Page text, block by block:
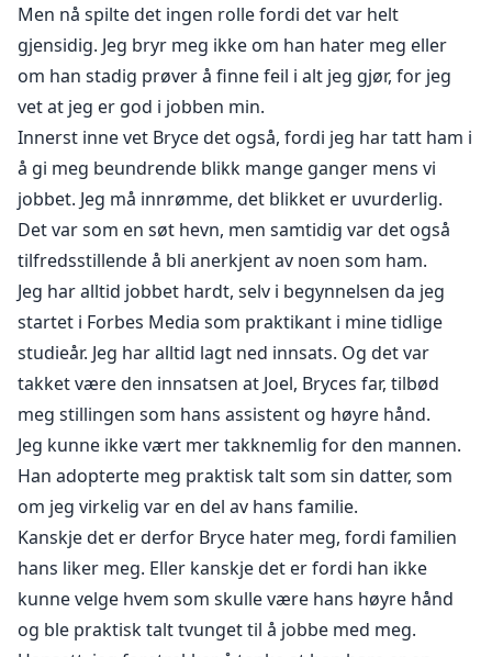
Men nå spilte det ingen rolle fordi det var helt
gjensidig. Jeg bryr meg ikke om han hater meg eller
om han stadig prøver å finne feil i alt jeg gjør, for jeg
vet at jeg er god i jobben min.
Innerst inne vet Bryce det også, fordi jeg har tatt ham i
å gi meg beundrende blikk mange ganger mens vi
jobbet. Jeg må innrømme, det blikket er uvurderlig.
Det var som en søt hevn, men samtidig var det også
tilfredsstillende å bli anerkjent av noen som ham.
Jeg har alltid jobbet hardt, selv i begynnelsen da jeg
startet i Forbes Media som praktikant i mine tidlige
studieår. Jeg har alltid lagt ned innsats. Og det var
takket være den innsatsen at Joel, Bryces far, tilbød
meg stillingen som hans assistent og høyre hånd.
Jeg kunne ikke vært mer takknemlig for den mannen.
Han adopterte meg praktisk talt som sin datter, som
om jeg virkelig var en del av hans familie.
Kanskje det er derfor Bryce hater meg, fordi familien
hans liker meg. Eller kanskje det er fordi han ikke
kunne velge hvem som skulle være hans høyre hånd
og ble praktisk talt tvunget til å jobbe med meg.